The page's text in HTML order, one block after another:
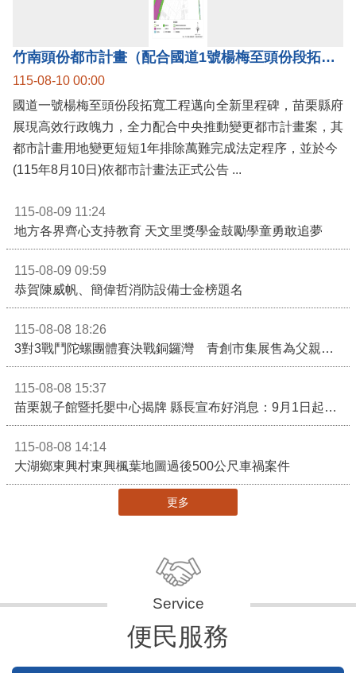
竹南頭份都市計畫（配合國道1號楊梅至頭份段拓寬工程）案公告實施，國道1號楊梅至頭份黃金廊帶加速啟動！
115-08-10 00:00
國道一號楊梅至頭份段拓寬工程邁向全新里程碑，苗栗縣府
展現高效行政魄力，全力配合中央推動變更都市計畫案，其
都市計畫用地變更短短1年排除萬難完成法定程序，並於今
(115年8月10日)依都市計畫法正式公告 ...
115-08-09 11:24
地方各界齊心支持教育 天文里獎學金鼓勵學童勇敢追夢
115-08-09 09:59
恭賀陳威帆、簡偉哲消防設備士金榜題名
115-08-08 18:26
3對3戰鬥陀螺團體賽決戰銅鑼灣 青創市集展售為父親節增添繽紛
115-08-08 15:37
苗栗親子館暨托嬰中心揭牌 縣長宣布好消息：9月1日起調降臨時托嬰費用
115-08-08 14:14
大湖鄉東興村東興楓葉地圖過後500公尺車禍案件
更多
便民服務